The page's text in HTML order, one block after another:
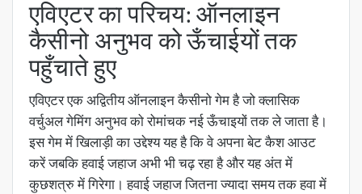
एविएटर का परिचय: ऑनलाइन
कैसीनो अनुभव को ऊँचाईयों तक
पहुँचाते हुए
एविएटर एक अद्वितीय ऑनलाइन कैसीनो गेम है जो क्लासिक
वर्चुअल गेमिंग अनुभव को रोमांचक नई ऊँचाइयों तक ले जाता है।
इस गेम में खिलाड़ी का उद्देश्य यह है कि वे अपना बेट कैश आउट
करें जबकि हवाई जहाज अभी भी चढ़ रहा है और यह अंत में
कुछशत्रु में गिरेगा। हवाई जहाज जितना ज्यादा समय तक हवा में